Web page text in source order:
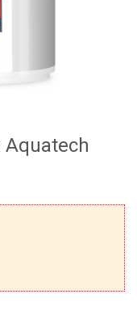
Aquatech